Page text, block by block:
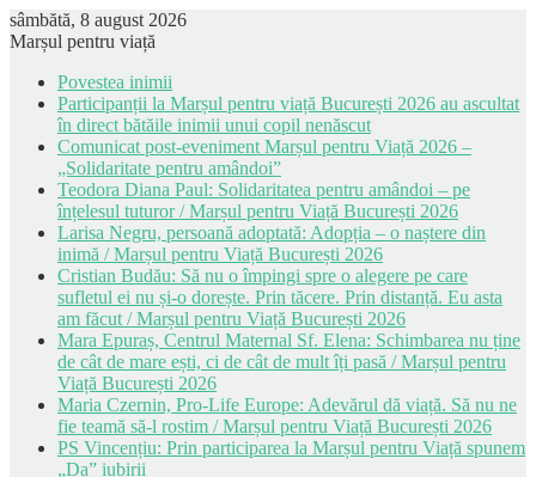
sâmbătă, 8 august 2026
Marșul pentru viață
Povestea inimii
Participanții la Marșul pentru viață București 2026 au ascultat
în direct bătăile inimii unui copil nenăscut
Comunicat post-eveniment Marșul pentru Viață 2026 –
„Solidaritate pentru amândoi”
Teodora Diana Paul: Solidaritatea pentru amândoi – pe
înțelesul tuturor / Marșul pentru Viață București 2026
Larisa Negru, persoană adoptată: Adopția – o naștere din
inimă / Marșul pentru Viață București 2026
Cristian Budău: Să nu o împingi spre o alegere pe care
sufletul ei nu și-o dorește. Prin tăcere. Prin distanță. Eu asta
am făcut / Marșul pentru Viață București 2026
Mara Epuraș, Centrul Maternal Sf. Elena: Schimbarea nu ține
de cât de mare ești, ci de cât de mult îți pasă / Marșul pentru
Viață București 2026
Maria Czernin, Pro-Life Europe: Adevărul dă viață. Să nu ne
fie teamă să-l rostim / Marșul pentru Viață București 2026
PS Vincențiu: Prin participarea la Marșul pentru Viață spunem
„Da” iubirii